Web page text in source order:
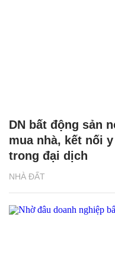
NHÀ ĐẤT
DN bất động sản
mua nhà, kết nối
trong đại dịch